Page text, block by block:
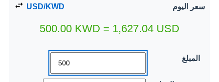
سعر اليوم USD/KWD
500.00 KWD = 1,627.04 USD
المبلغ